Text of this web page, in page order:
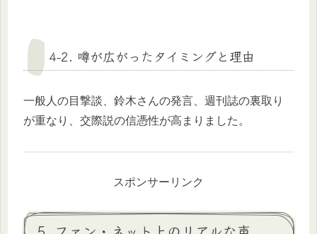
4-2. 噂が広がったタイミングと理由
一般人の目撃談、鈴木さんの発言、週刊誌の裏取り
が重なり、交際説の信憑性が高まりました。
スポンサーリンク